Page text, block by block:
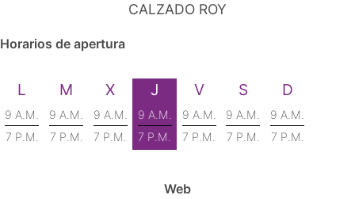
CALZADO ROY
Horarios de apertura
L
9 A.M.
7 P.M.
M
9 A.M.
7 P.M.
X
9 A.M.
7 P.M.
J
9 A.M.
7 P.M.
V
9 A.M.
7 P.M.
S
9 A.M.
7 P.M.
D
9 A.M.
7 P.M.
Web